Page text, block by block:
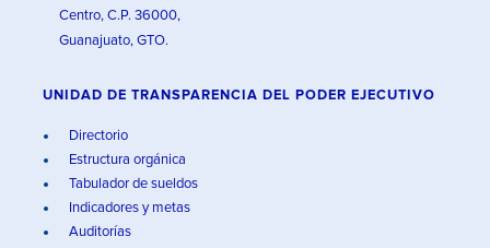
Centro, C.P. 36000,
Guanajuato, GTO.
UNIDAD DE TRANSPARENCIA DEL PODER EJECUTIVO
Directorio
Estructura orgánica
Tabulador de sueldos
Indicadores y metas
Auditorías